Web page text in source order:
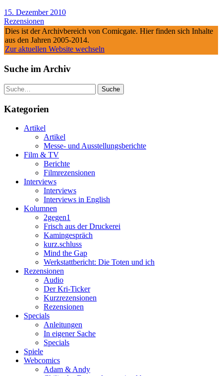
15. Dezember 2010
Rezensionen
Dies ist der Archivbereich von Comicgate. Hier finden sich Inhalte
aus den Jahren 2005-2014.
Zur aktuellen Website wechseln
Suche im Archiv
Suche
Kategorien
Artikel
Artikel
Messe- und Ausstellungsberichte
Film & TV
Berichte
Filmrezensionen
Interviews
Interviews
Interviews in English
Kolumnen
2gegen1
Frisch aus der Druckerei
Kamingespräch
kurz.schluss
Mind the Gap
Werkstattbericht: Die Toten und ich
Rezensionen
Audio
Der Kri-Ticker
Kurzrezensionen
Rezensionen
Specials
Anleitungen
In eigener Sache
Specials
Spiele
Webcomics
Adam & Andy